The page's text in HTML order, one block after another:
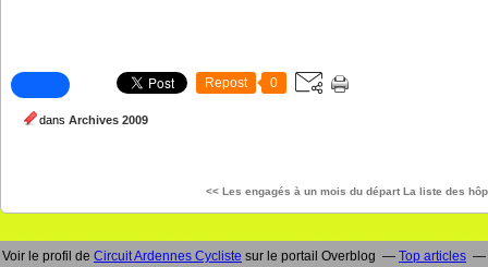
Repost 0
dans Archives 2009
<< Les engagés à un mois du départ La liste des
Voir le profil de Circuit Ardennes Cycliste sur le portail Overblog
Top articles